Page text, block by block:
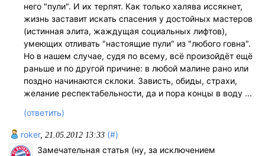
него "пули". И их терпят. Как только халява иссякнет,
жизнь заставит искать спасения у достойных мастеров
(истинная элита, жаждущая социальных лифтов),
умеющих отливать "настоящие пули" из "любого говна".
Но в нашем случае, судя по всему, всё произойдёт ещё
раньше и по другой причине: в любой малине рано или
поздно начинаются склоки. Зависть, обиды, страхи,
желание респектабельности, да и пора концы в воду ...
(ответить)
roker, 21.05.2012 13:33 (#)
Замечательная статья (ну, за исключением